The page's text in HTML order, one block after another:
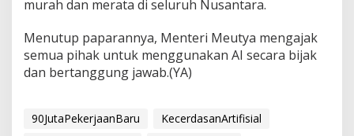
murah dan merata di seluruh Nusantara.
Menutup paparannya, Menteri Meutya mengajak
semua pihak untuk menggunakan AI secara bijak
dan bertanggung jawab.(YA)
90JutaPekerjaanBaru
KecerdasanArtifisial